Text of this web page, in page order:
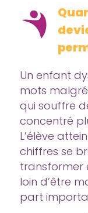
Un enfant
mots
qui souffre
concentré
L’élève
chiffres se
transformer
loin d’être
part